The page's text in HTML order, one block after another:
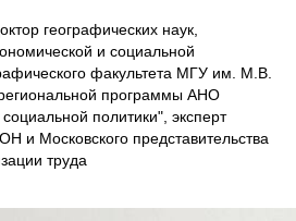
географических наук,
и социальной
факультета МГУ им. М.В.
программы АНО
политики", эксперт
и Московского представительства
труда